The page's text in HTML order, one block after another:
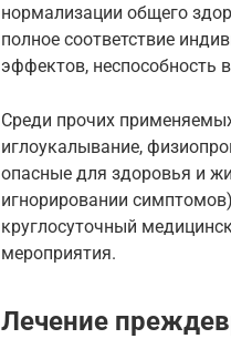
нормализации общего
полное соответствие
эффектов, неспособность
Среди прочих
иглоукалывание,
опасные для здоровья и
игнорировании
круглосуточный
мероприятия.
Лечение